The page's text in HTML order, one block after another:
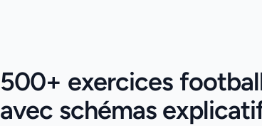
500+ exercices
avec schémas